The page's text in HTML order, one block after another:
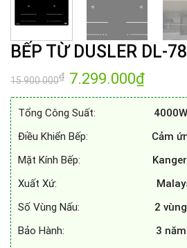
BẾP TỪ DUSLER DL-
15.900.000₫ Giá
gốc
là:
15.900.000₫.
7.299.000₫Giá
tại
Tổng Công Suất:
4000W
Điều Khiển Bếp: Cảm
Mặt Kính Bếp:
Kanger
Xuất Xứ:
Số Vùng Nấu: 2 vùng
Bảo Hành: 3 năm